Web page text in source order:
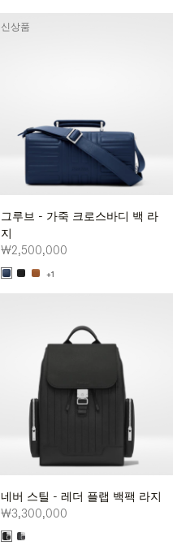
그루브 - 가죽 크로스바디 백 라
지
₩2,500,000
+1
신상품
네버 스틸 - 레더 플랩 백팩 라지
₩3,300,000